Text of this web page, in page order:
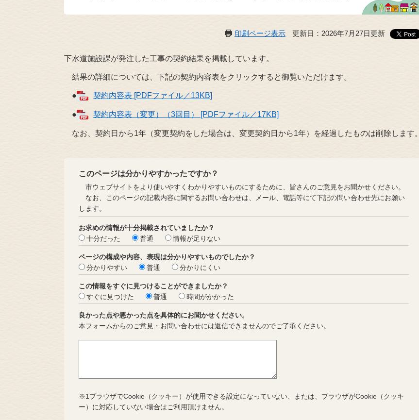
印刷ページ表示 更新日：2026年7月27日更新
下水道施設課が発注した工事の契約結果を掲載しています。
結果の詳細については、下記の契約内容表をクリックすると御覧いただけます。
● 契約内容表 [PDFファイル／13KB]
● 契約内容表（変更）（3回目） [PDFファイル／17KB]
なお、契約日から1年（変更契約をした場合は、変更契約日から1年）を経過したものは削除します。
このページは分かりやすかったですか？
市ウェブサイトをより使いやすくわかりやすいものにするために、皆さんのご意見をお聞かせください。
なお、このページの記載内容に関するお問い合わせは、メール、電話等にて下記の問い合わせ先にお願い
します。
お求めの情報が十分掲載されていましたか？
十分だった
普通 情報が足りない
ページの構成や内容、表現は分かりやすいものでしたか？
分かりやすい
普通 分かりにくい
この情報をすぐに見つけることができましたか？
すぐに見つけた
普通 時間がかかった
良かった点や悪かった点を具体的にお聞かせください。
本フォームからのご意見・お問い合わせには返信できませんのでご了承ください。
※1ブラウザでCookie（クッキー）が使用できる設定になっていない、または、ブラウザがCookie（クッキ
ー）に対応していない場合はご利用頂けません。